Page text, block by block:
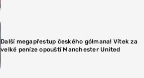
Další megapřestup českého gólmana! Vítek za
velké peníze opouští Manchester United